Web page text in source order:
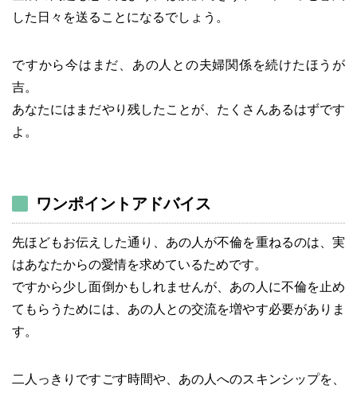
した日々を送ることになるでしょう。
ですから今はまだ、あの人との夫婦関係を続けたほうが
吉。
あなたにはまだやり残したことが、たくさんあるはずです
よ。
ワンポイントアドバイス
先ほどもお伝えした通り、あの人が不倫を重ねるのは、実
はあなたからの愛情を求めているためです。
ですから少し面倒かもしれませんが、あの人に不倫を止め
てもらうためには、あの人との交流を増やす必要がありま
す。
二人っきりですごす時間や、あの人へのスキンシップを、